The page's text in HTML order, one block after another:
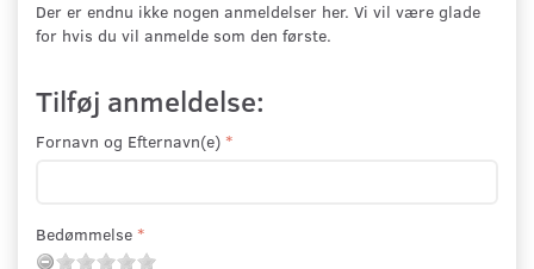
Der er endnu ikke nogen anmeldelser her. Vi vil være glade
for hvis du vil anmelde som den første.
Tilføj anmeldelse:
Fornavn og Efternavn(e)
Bedømmelse